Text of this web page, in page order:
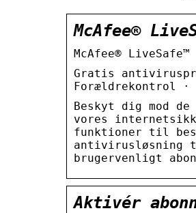
McAfee®
McAfee®
Gratis
Forældrekontrol
Beskyt dig mod
vores
funktioner til
antivirusløsning
brugervenligt
Aktivér